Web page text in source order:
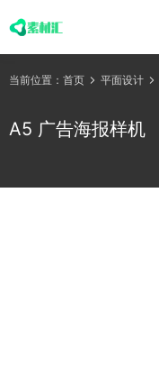
当前位置： 首页 平面设计
A5 广告海报样机